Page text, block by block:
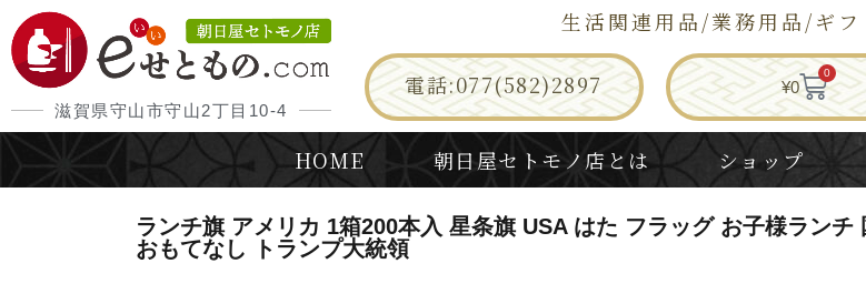
滋賀県守山市守山2丁目10-4
生活関連用品/業務用品/ギフ
電話:077(582)2897 ¥0
0
HOME 朝日屋セトモノ店とは ショップ
ランチ旗 アメリカ 1箱200本入 星条旗 USA はた フラッグ お子様ラン
おもてなし トランプ大統領